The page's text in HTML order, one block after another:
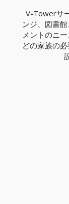
V-Towerサ
ンジ、図書
メントのニ
どの家族の